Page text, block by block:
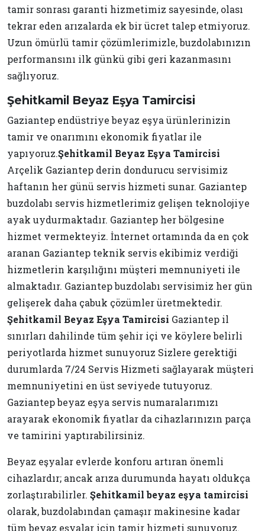
tamir sonrası garanti hizmetimiz sayesinde, olası
tekrar eden arızalarda ek bir ücret talep etmiyoruz.
Uzun ömürlü tamir çözümlerimizle, buzdolabınızın
performansını ilk günkü gibi geri kazanmasını
sağlıyoruz.
Şehitkamil Beyaz Eşya Tamircisi
Gaziantep endüstriye beyaz eşya ürünlerinizin
tamir ve onarımını ekonomik fiyatlar ile
yapıyoruz.Şehitkamil Beyaz Eşya Tamircisi
Arçelik Gaziantep derin dondurucu servisimiz
haftanın her günü servis hizmeti sunar. Gaziantep
buzdolabı servis hizmetlerimiz gelişen teknolojiye
ayak uydurmaktadır. Gaziantep her bölgesine
hizmet vermekteyiz. İnternet ortamında da en çok
aranan Gaziantep teknik servis ekibimiz verdiği
hizmetlerin karşılığını müşteri memnuniyeti ile
almaktadır. Gaziantep buzdolabı servisimiz her gün
gelişerek daha çabuk çözümler üretmektedir.
Şehitkamil Beyaz Eşya Tamircisi Gaziantep il
sınırları dahilinde tüm şehir içi ve köylere belirli
periyotlarda hizmet sunuyoruz Sizlere gerektiği
durumlarda 7/24 Servis Hizmeti sağlayarak müşteri
memnuniyetini en üst seviyede tutuyoruz.
Gaziantep beyaz eşya servis numaralarımızı
arayarak ekonomik fiyatlar da cihazlarınızın parça
ve tamirini yaptırabilirsiniz.
Beyaz eşyalar evlerde konforu artıran önemli
cihazlardır; ancak arıza durumunda hayatı oldukça
zorlaştırabilirler. Şehitkamil beyaz eşya tamircisi
olarak, buzdolabından çamaşır makinesine kadar
tüm beyaz eşyalar için tamir hizmeti sunuyoruz.